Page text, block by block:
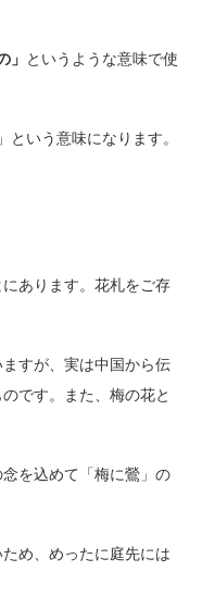
」
というような意味で使
いう意味になります。
にあります。花札をご存
すが、実は中国から伝
です。また、梅の花と
を込めて「梅に鶯」の
め、めったに庭先には